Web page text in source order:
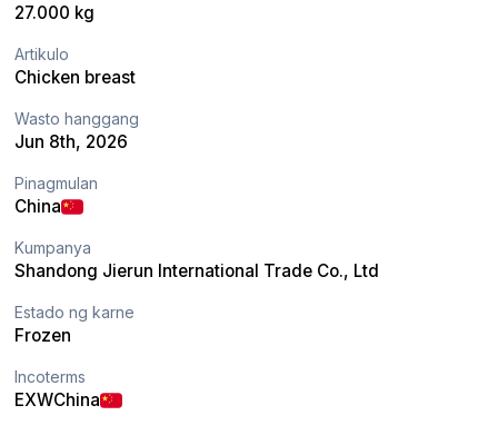
27.000 kg
Artikulo
Chicken breast
Wasto hanggang
Jun 8th, 2026
Pinagmulan
China
Kumpanya
Shandong Jierun International Trade Co., Ltd
Estado ng karne
Frozen
Incoterms
EXWChina